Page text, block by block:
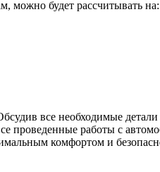
можно будет рассчитывать на:
все необходимые
работы с
комфортом и